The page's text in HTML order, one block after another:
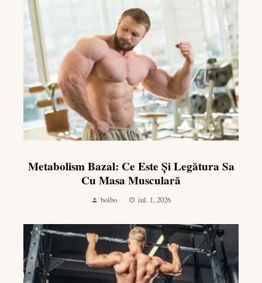
Metabolism Bazal: Ce Este Și Legătura Sa
Cu Masa Musculară
bolbo iul. 1, 2026